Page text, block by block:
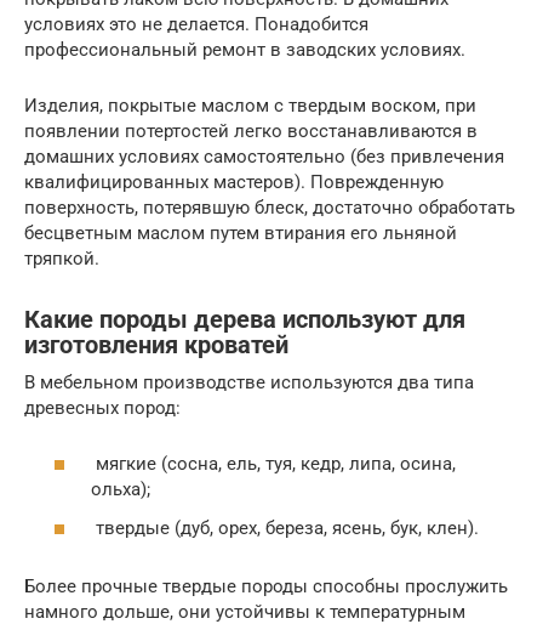
условиях это не делается. Понадобится
профессиональный ремонт в заводских условиях.
Изделия, покрытые маслом с твердым воском, при
появлении потертостей легко восстанавливаются в
домашних условиях самостоятельно (без привлечения
квалифицированных мастеров). Поврежденную
поверхность, потерявшую блеск, достаточно обработать
бесцветным маслом путем втирания его льняной
тряпкой.
Какие породы дерева используют для
изготовления кроватей
В мебельном производстве используются два типа
древесных пород:
мягкие (сосна, ель, туя, кедр, липа, осина,
ольха);
твердые (дуб, орех, береза, ясень, бук, клен).
Более прочные твердые породы способны прослужить
намного дольше, они устойчивы к температурным